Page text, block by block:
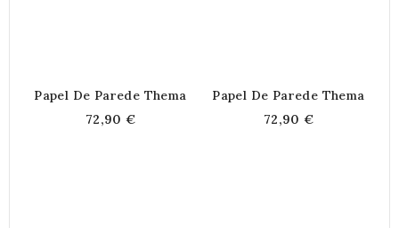
Papel De Parede Thema
72,90 €
Papel De Parede Thema
72,90 €